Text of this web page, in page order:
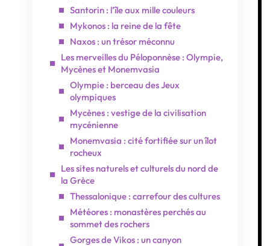
Santorin : l’île aux mille couleurs
Mykonos : la reine de la fête
Naxos : un trésor méconnu
Les merveilles du Péloponnèse : Olympie,
Mycènes et Monemvasia
Olympie : berceau des Jeux
olympiques
Mycènes : vestige de la civilisation
mycénienne
Monemvasia : cité fortifiée sur un îlot
rocheux
Les sites naturels et culturels du nord de
la Grèce
Thessalonique : carrefour des cultures
Météores : monastères perchés au
sommet des rochers
Gorges de Vikos : un canyon